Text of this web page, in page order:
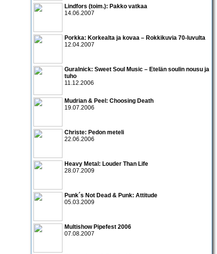
Lindfors (toim.): Pakko vatkaa
14.06.2007
Porkka: Korkealta ja kovaa – Rokkikuvia 70-luvulta
12.04.2007
Guralnick: Sweet Soul Music – Etelän soulin nousu ja
tuho
11.12.2006
Mudrian & Peel: Choosing Death
19.07.2006
Christe: Pedon meteli
22.06.2006
Heavy Metal: Louder Than Life
28.07.2009
Punk´s Not Dead & Punk: Attitude
05.03.2009
Multishow Pipefest 2006
07.08.2007